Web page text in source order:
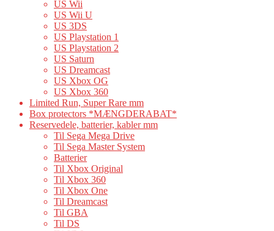
US Wii
US Wii U
US 3DS
US Playstation 1
US Playstation 2
US Saturn
US Dreamcast
US Xbox OG
US Xbox 360
Limited Run, Super Rare mm
Box protectors *MÆNGDERABAT*
Reservedele, batterier, kabler mm
Til Sega Mega Drive
Til Sega Master System
Batterier
Til Xbox Original
Til Xbox 360
Til Xbox One
Til Dreamcast
Til GBA
Til DS